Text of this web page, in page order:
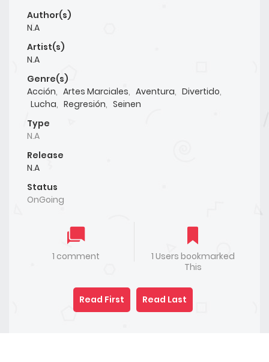
Author(s)
N.A
Artist(s)
N.A
Genre(s)
Acción, Artes Marciales, Aventura, Divertido,
Lucha, Regresión, Seinen
Type
N.A
Release
N.A
Status
OnGoing
1 comment
1 Users bookmarked
This
Read First Read Last